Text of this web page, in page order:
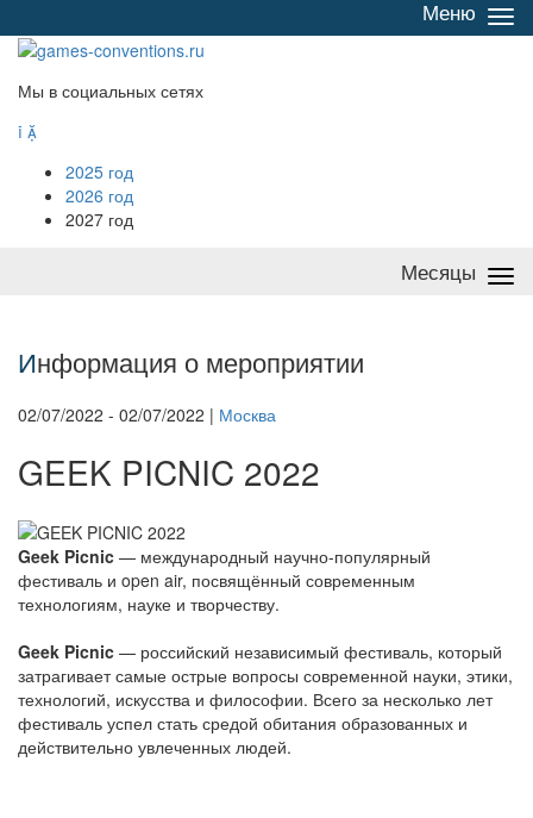
/
Меню
Мы в социальных сетях
 
2025 год
2026 год
2027 год
Месяцы
Информация о мероприятии
02/07/2022 - 02/07/2022 | Москва
GEEK PICNIC 2022
Geek Picnic — международный научно-популярный
фестиваль и open air, посвящённый современным
технологиям, науке и творчеству.
Geek Picnic — российский независимый фестиваль, который
затрагивает самые острые вопросы современной науки, этики,
технологий, искусства и философии. Всего за несколько лет
фестиваль успел стать средой обитания образованных и
действительно увлеченных людей.